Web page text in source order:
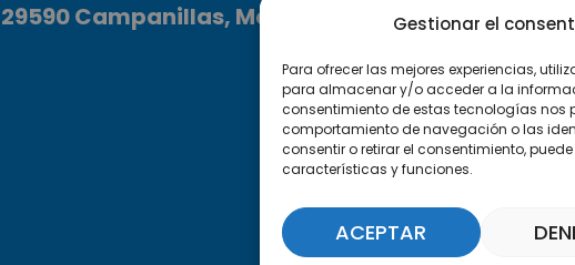
Gestionar el
Para ofrecer las mejores experiencias,
para almacenar y/o acceder a la
consentimiento de estas tecnologías nos
comportamiento de navegación o las
consentir o retirar el consentimiento,
características y funciones.
ACEPTAR
29590 Campanillas, Málaga